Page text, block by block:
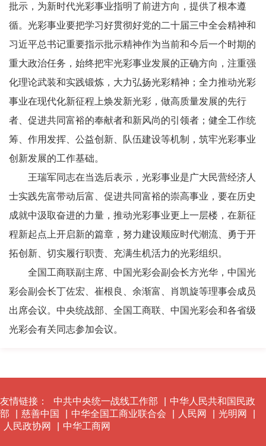
批示，为新时代光彩事业指明了前进方向，提供了根本遵
循。光彩事业要把学习好贯彻好党的二十届三中全会精神和
习近平总书记重要指示批示精神作为当前和今后一个时期的
重大政治任务，始终把牢光彩事业发展的正确方向，注重强
化理论武装和实践锻炼，大力弘扬光彩精神；全力推动光彩
事业在现代化新征程上焕发新光彩，做高质量发展的先行
者、促进共同富裕的奉献者和新风尚的引领者；健全工作统
筹、作用发挥、公益创新、队伍建设等机制，筑牢光彩事业
创新发展的工作基础。
王瑞军同志在当选后表示，光彩事业是广大民营经济人
士实践先富带动后富、促进共同富裕的崇高事业，要在历史
成就中汲取奋进的力量，推动光彩事业更上一层楼，在新征
程新起点上开启新的篇章，努力建设顺应时代潮流、勇于开
拓创新、切实履行职责、充满生机活力的光彩组织。
全国工商联副主席、中国光彩会副会长方光华，中国光
彩会副会长丁佐宏、崔根良、余渐富、肖凯旋等理事会成员
出席会议。中央统战部、全国工商联、中国光彩会和各省级
光彩会有关同志参加会议。
友情链接： 中共中央统一战线工作部
中华人民共和国民政
部
慈善中国 中华全国工商业联合会 人民网 光明网
人民政协网
中华工商网